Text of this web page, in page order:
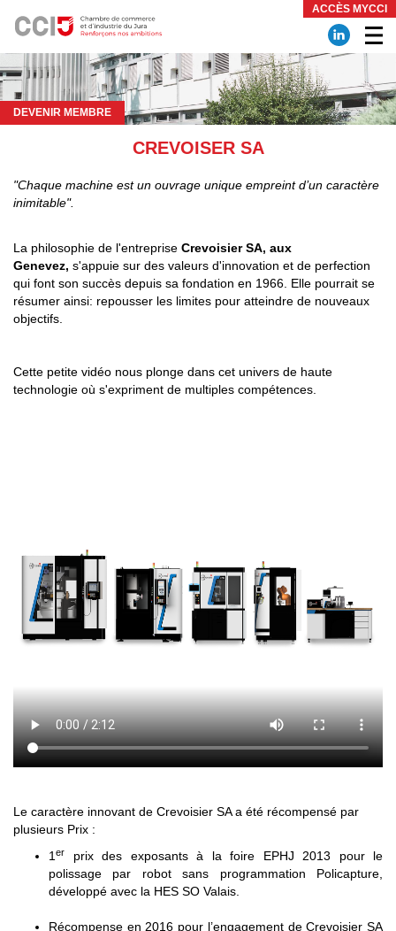
ACCÈS MYCCI
DEVENIR MEMBRE
CREVOISER SA
"Chaque machine est un ouvrage unique empreint d’un caractère
inimitable".
La philosophie de l'entreprise Crevoisier SA, aux
Genevez, s'appuie sur des valeurs d'innovation et de perfection
qui font son succès depuis sa fondation en 1966. Elle pourrait se
résumer ainsi: repousser les limites pour atteindre de nouveaux
objectifs.
Cette petite vidéo nous plonge dans cet univers de haute
technologie où s'expriment de multiples compétences.
Le caractère innovant de Crevoisier SA a été récompensé par
plusieurs Prix :
1 er
prix des exposants à la foire EPHJ 2013 pour le
polissage par robot sans programmation Policapture,
développé avec la HES SO Valais.
Récompense en 2016 pour l’engagement de Crevoisier SA